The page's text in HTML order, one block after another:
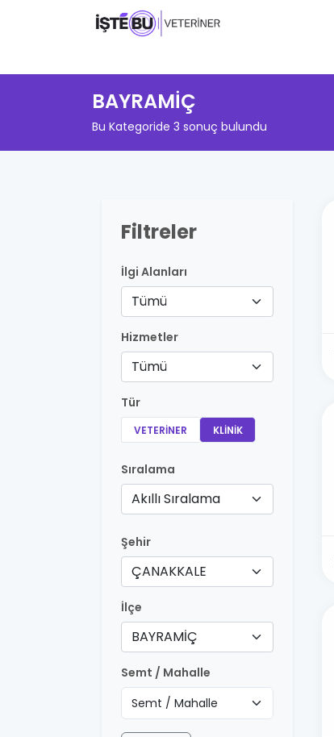
BAYRAMİÇ
Bu Kategoride 3 sonuç bulundu
Filtreler
İlgi Alanları
Tümü
Hizmetler
Tümü
Tür
VETERINER KLINIK
Sıralama
Akıllı Sıralama
Şehir
ÇANAKKALE
İlçe
BAYRAMİÇ
Semt / Mahalle